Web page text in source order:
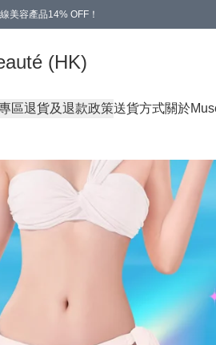
美容產品14% OFF！
(HK)
區退貨及退款政策送貨方式關於